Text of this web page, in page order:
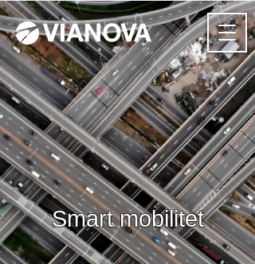
Smart mobilitet